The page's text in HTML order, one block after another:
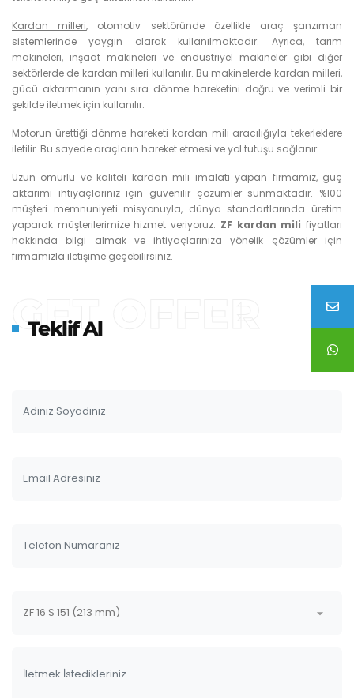
Kardan milleri, otomotiv sektöründe özellikle araç şanzıman
sistemlerinde yaygın olarak kullanılmaktadır. Ayrıca, tarım
makineleri, inşaat makineleri ve endüstriyel makineler gibi diğer
sektörlerde de kardan milleri kullanılır. Bu makinelerde kardan milleri,
gücü aktarmanın yanı sıra dönme hareketini doğru ve verimli bir
şekilde iletmek için kullanılır.
Motorun ürettiği dönme hareketi kardan mili aracılığıyla tekerleklere
iletilir. Bu sayede araçların hareket etmesi ve yol tutuşu sağlanır.
Uzun ömürlü ve kaliteli kardan mili imalatı yapan firmamız, güç
aktarımı ihtiyaçlarınız için güvenilir çözümler sunmaktadır. %100
müşteri memnuniyeti misyonuyla, dünya standartlarında üretim
yaparak müşterilerimize hizmet veriyoruz. ZF kardan mili fiyatları
hakkında bilgi almak ve ihtiyaçlarınıza yönelik çözümler için
firmamızla iletişime geçebilirsiniz.
GET OFFER
Teklif Al